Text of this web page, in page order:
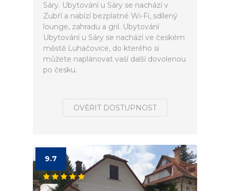
Sáry. Ubytování u Sáry se nachází v
Zubří a nabízí bezplatné Wi-Fi, sdílený
lounge, zahradu a gril. Ubytování
Ubytování u Sáry se nachází ve českém
městě Luhačovice, do kterého si
můžete naplánovat vaší další dovolenou
po česku.
OVĚŘIT DOSTUPNOST
9.7